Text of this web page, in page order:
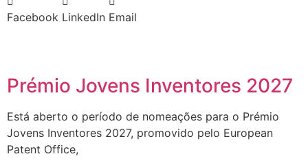
Facebook LinkedIn Email
Prémio Jovens Inventores 2027
Está aberto o período de nomeações para o Prémio
Jovens Inventores 2027, promovido pelo European
Patent Office,